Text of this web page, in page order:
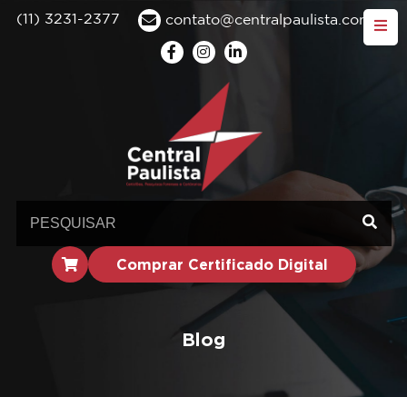
(11) 3231-2377 contato@centralpaulista.com.br
Comprar Certificado Digital
Blog